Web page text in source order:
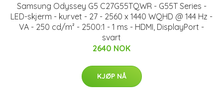
Samsung Odyssey G5 C27G55TQWR - G55T Series -
LED-skjerm - kurvet - 27 - 2560 x 1440 WQHD @ 144 Hz -
VA - 250 cd/m² - 2500:1 - 1 ms - HDMI, DisplayPort -
svart
2640 NOK
KJØP NÅ